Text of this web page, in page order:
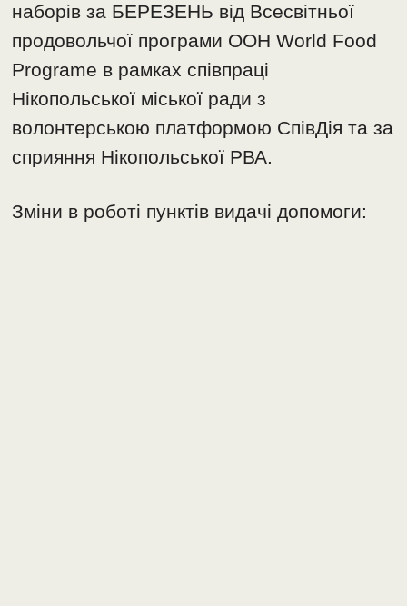
наборів за БЕРЕЗЕНЬ від Всесвітньої
продовольчої програми ООН World Food
Programe в рамках співпраці
Нікопольської міської ради з
волонтерською платформою СпівДія та за
сприяння Нікопольської РВА.
Зміни в роботі пунктів видачі допомоги: